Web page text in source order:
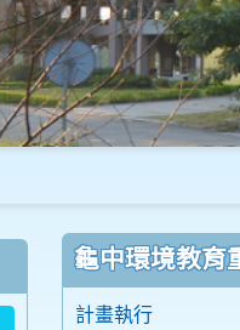
龜中環境教育
計畫執行